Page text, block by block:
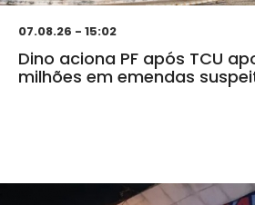
07.08.26 - 15:02
Dino aciona PF após TCU
milhões em emendas